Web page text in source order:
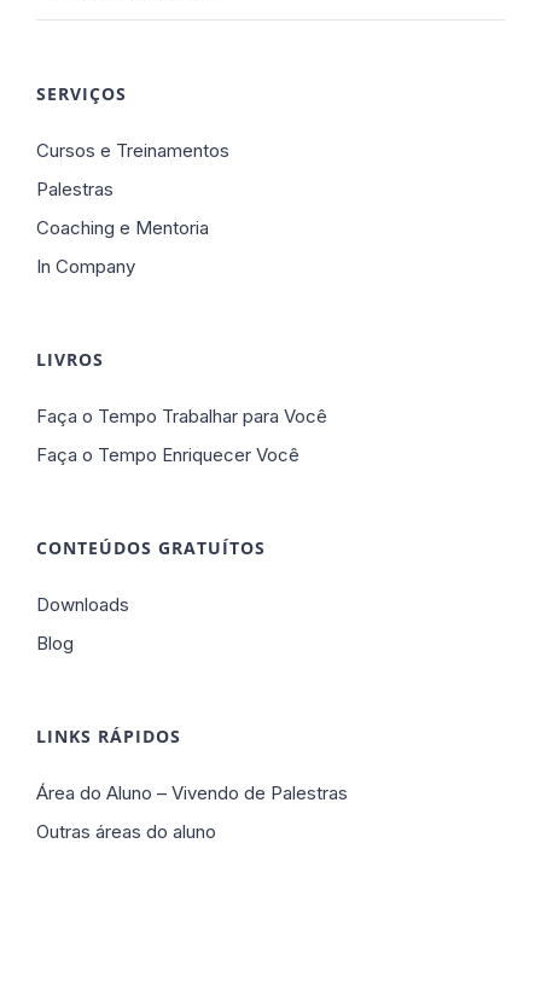
SERVIÇOS
Cursos e Treinamentos
Palestras
Coaching e Mentoria
In Company
LIVROS
Faça o Tempo Trabalhar para Você
Faça o Tempo Enriquecer Você
CONTEÚDOS GRATUÍTOS
Downloads
Blog
LINKS RÁPIDOS
Área do Aluno – Vivendo de Palestras
Outras áreas do aluno